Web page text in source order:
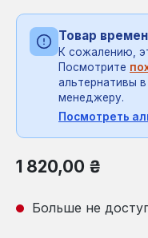
Товар
К сожалению,
Посмотрите
альтернативы
менеджеру.
Посмотреть
Обычная цена:
1 820,00 ₴
Больше не